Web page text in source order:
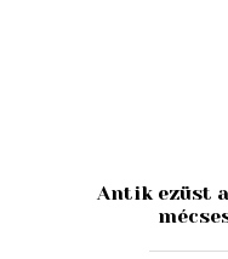
Antik ezüst